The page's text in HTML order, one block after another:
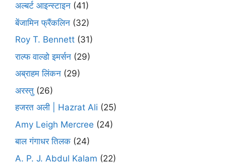
अल्बर्ट आइन्स्टाइन (41)
बेंजामिन फ्रैंकलिन (32)
Roy T. Bennett (31)
राल्फ वाल्डो इमर्सन (29)
अब्राहम लिंकन (29)
अरस्तु (26)
हजरत अली | Hazrat Ali (25)
Amy Leigh Mercree (24)
बाल गंगाधर तिलक (24)
A. P. J. Abdul Kalam (22)